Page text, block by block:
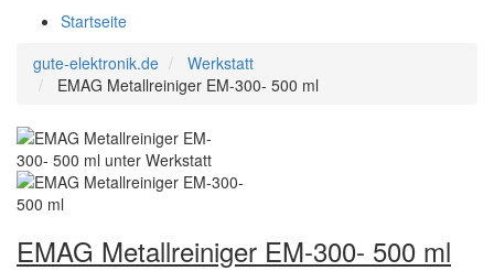
Startseite
gute-elektronik.de
Werkstatt
EMAG Metallreiniger EM-300- 500 ml
EMAG Metallreiniger EM-300- 500 ml